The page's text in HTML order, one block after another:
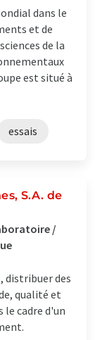
dans le
et de
de la
est situé à
essais
S.A. de
/
distribuer des
qualité et
le cadre d'un